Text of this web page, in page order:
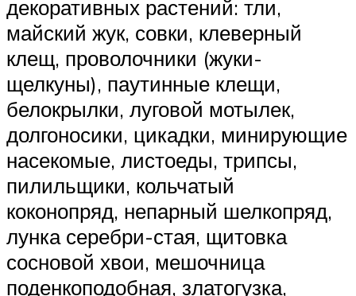
декоративных растений: тли,
майский жук, совки, клеверный
клещ, проволочники (жуки-
щелкуны), паутинные клещи,
белокрылки, луговой мотылек,
долгоносики, цикадки, минирующие
насекомые, листоеды, трипсы,
пилильщики, кольчатый
коконопряд, непарный шелкопряд,
лунка серебри-стая, щитовка
сосновой хвои, мешочница
поденкоподобная, златогузка,